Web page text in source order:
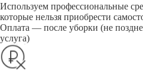
Используем профессиональные
которые нельзя приобрести
Оплата — после уборки (не
услуга)